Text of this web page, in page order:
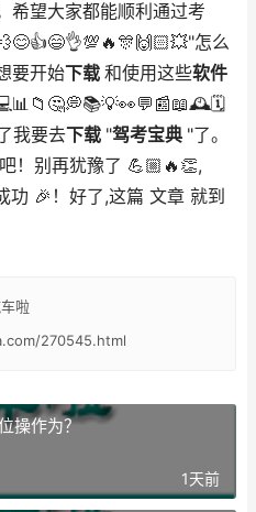
希望大家都能顺利通过考
怎么
要开始下载 和使用这些软件
我要去下载 "驾考宝典 "了。
！别再犹豫了 💪🏼🔥👏,
功 🎉！好了,这篇 文章 就到
啦
270545.html
操作为？
1天前